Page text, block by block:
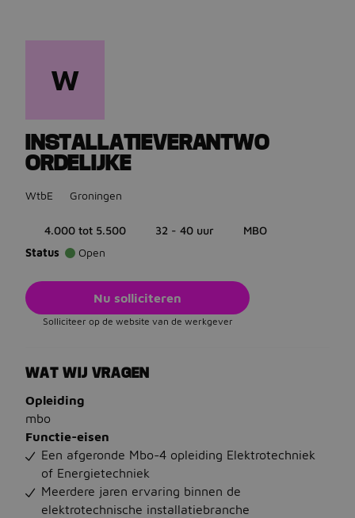
W
INSTALLATIEVERANTWO
ORDELIJKE
WtbE Groningen
4.000 tot 5.500 32 - 40 uur
MBO
Status
Open
Nu solliciteren
Solliciteer op de website van de werkgever
WAT WIJ VRAGEN
Opleiding
mbo
Functie-eisen
Een afgeronde Mbo-4 opleiding Elektrotechniek
of Energietechniek
Meerdere jaren ervaring binnen de
elektrotechnische installatiebranche